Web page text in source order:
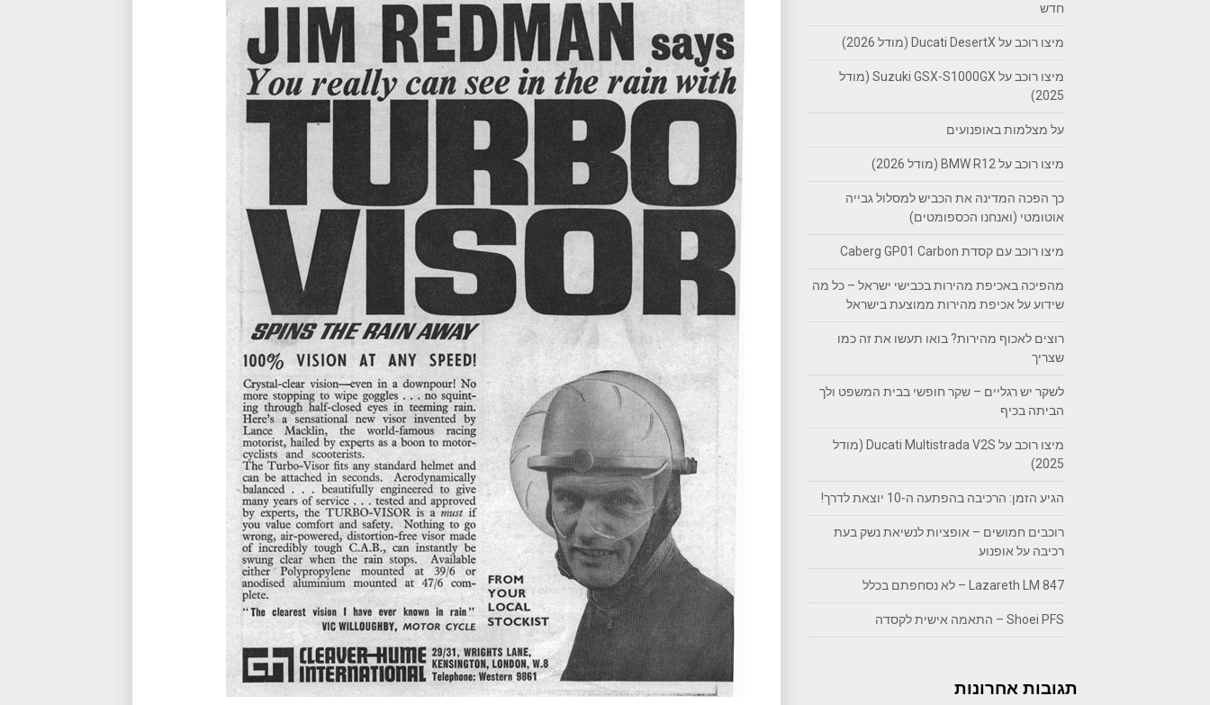
חדש
מיצו רוכב על Ducati DesertX (מודל 2026)
מיצו רוכב על Suzuki GSX-S1000GX (מודל
2025)
על מצלמות באופנועים
מיצו רוכב על BMW R12 (מודל 2026)
כך הפכה המדינה את הכביש למסלול גבייה
אוטומטי (ואנחנו הכספומטים)
מיצו רוכב עם קסדת Caberg GP01 Carbon
מהפיכה באכיפת מהירות בכבישי ישראל – כל מה
שידוע על אכיפת מהירות ממוצעת בישראל
רוצים לאכוף מהירות? בואו תעשו את זה כמו
שצריך
לשקר יש רגליים – שקר חופשי בבית המשפט ולך
הביתה בכיף
מיצו רוכב על Ducati Multistrada V2S (מודל
2025)
הגיע הזמן: הרכיבה בהפתעה ה-10 יוצאת לדרך!
רוכבים חמושים – אופציות לנשיאת נשק בעת
רכיבה על אופנוע
Lazareth LM 847 – לא נסחפתם בכלל
Shoei PFS – התאמה אישית לקסדה
תגובות אחרונות